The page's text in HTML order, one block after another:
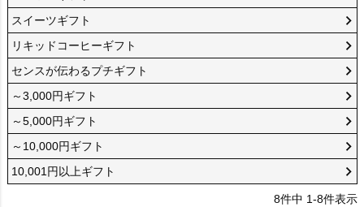
B.サンキューカード
A.手提げ袋 小
横幅200mm×高さ270mm×マチ120mm
【サイズに合うギフト例】
・トリュフショコラケーキ 4個入 1～3箱
A.小分け袋 小
A：
いいえ、全て無料です。
Q：
ギフトの熨斗を選べますか？また、名入れはできます
か？
スイーツギフト
リキッドコーヒーギフト
センスが伝わるプチギフト
～3,000円ギフト
～5,000円ギフト
～10,000円ギフト
10,001円以上ギフト
8件中 1-8件表示